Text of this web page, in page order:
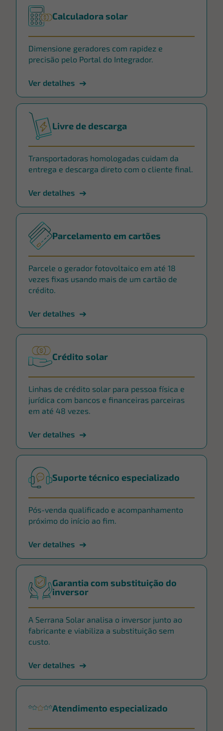
Calculadora solar
Dimensione geradores com rapidez e
precisão pelo Portal do Integrador.
Ver detalhes
Livre de descarga
Transportadoras homologadas cuidam da
entrega e descarga direto com o cliente final.
Ver detalhes
Parcelamento em cartões
Parcele o gerador fotovoltaico em até 18
vezes fixas usando mais de um cartão de
crédito.
Ver detalhes
Crédito solar
Linhas de crédito solar para pessoa física e
jurídica com bancos e financeiras parceiras
em até 48 vezes.
Ver detalhes
Suporte técnico especializado
Pós-venda qualificado e acompanhamento
próximo do início ao fim.
Ver detalhes
Garantia com substituição do
inversor
A Serrana Solar analisa o inversor junto ao
fabricante e viabiliza a substituição sem
custo.
Ver detalhes
Atendimento especializado